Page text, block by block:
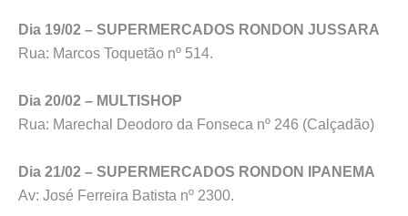
Dia 19/02 – SUPERMERCADOS RONDON JUSSARA
Rua: Marcos Toquetão nº 514.
Dia 20/02 – MULTISHOP
Rua: Marechal Deodoro da Fonseca nº 246 (Calçadão)
Dia 21/02 – SUPERMERCADOS RONDON IPANEMA
Av: José Ferreira Batista nº 2300.